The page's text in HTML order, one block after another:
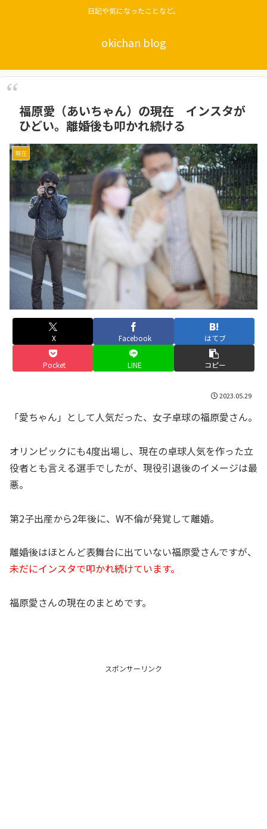
日記や気になったことなど。
okichan blog
福原愛（あいちゃん）の現在 インスタが
ひどい。離婚後も叩かれ続ける
現在
X Facebook はてブ
Pocket LINE コピー
2023.05.29
「愛ちゃん」として人気だった、女子卓球の福原愛さん。
オリンピックにも4度出場し、現在の卓球人気を作った立
役者とも言える選手でしたが、現役引退後のイメージは最
悪。
第2子出産から2年後に、W不倫が発覚して離婚。
離婚後はほとんど表舞台に出ていない福原愛さんですが、
未だにインスタで叩かれ続けています。
福原愛さんの現在のまとめです。
スポンサーリンク